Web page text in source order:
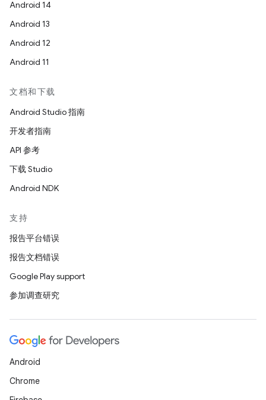
Android 14
Android 13
Android 12
Android 11
文档和下载
Android Studio 指南
开发者指南
API 参考
下载 Studio
Android NDK
支持
报告平台错误
报告文档错误
Google Play support
参加调查研究
Android
Chrome